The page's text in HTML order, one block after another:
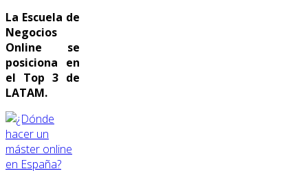
La Escuela de
Negocios
Online se
posiciona en
el Top 3 de
LATAM.